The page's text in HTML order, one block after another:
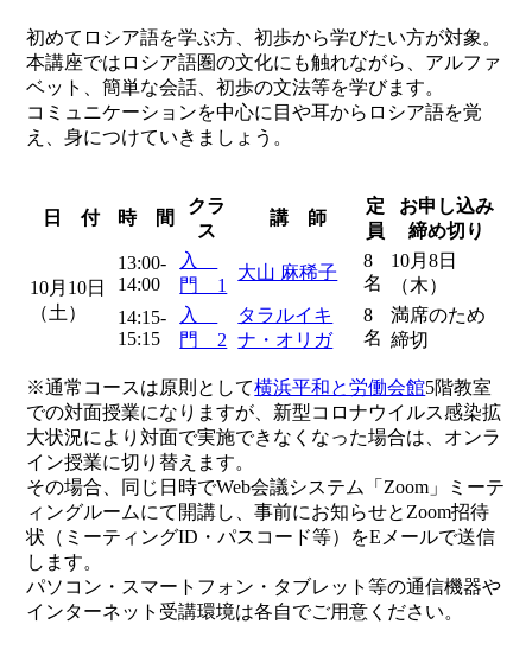
初めてロシア語を学ぶ方、初歩から学びたい方が対象。
本講座ではロシア語圏の文化にも触れながら、アルファ
ベット、簡単な会話、初歩の文法等を学びます。
コミュニケーションを中心に目や耳からロシア語を覚
え、身につけていきましょう。
日 付 時 間
クラ
ス
講 師
定
員
お申し込み
締め切り
10月10日
（土）
13:00-
14:00
入
門 1
大山 麻稀子
8
名
10月8日
（木）
14:15-
15:15
入
門 2
タラルイキ
ナ・オリガ
8
名
満席のため
締切
※通常コースは原則として横浜平和と労働会館5階教室
での対面授業になりますが、新型コロナウイルス感染拡
大状況により対面で実施できなくなった場合は、オンラ
イン授業に切り替えます。
その場合、同じ日時でWeb会議システム「Zoom」ミーテ
ィングルームにて開講し、事前にお知らせとZoom招待
状（ミーティングID・パスコード等）をEメールで送信
します。
パソコン・スマートフォン・タブレット等の通信機器や
インターネット受講環境は各自でご用意ください。